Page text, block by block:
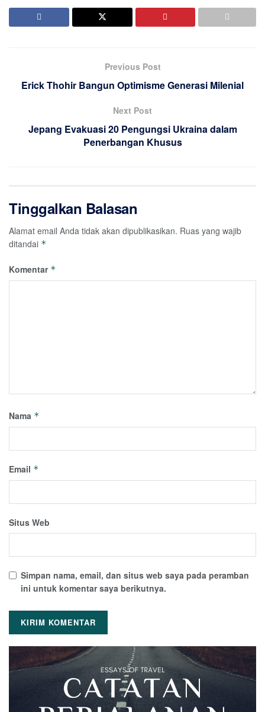
Previous Post
Erick Thohir Bangun Optimisme Generasi Milenial
Next Post
Jepang Evakuasi 20 Pengungsi Ukraina dalam
Penerbangan Khusus
Tinggalkan Balasan
Alamat email Anda tidak akan dipublikasikan. Ruas yang wajib
ditandai *
Komentar *
Nama *
Email *
Situs Web
Simpan nama, email, dan situs web saya pada peramban
ini untuk komentar saya berikutnya.